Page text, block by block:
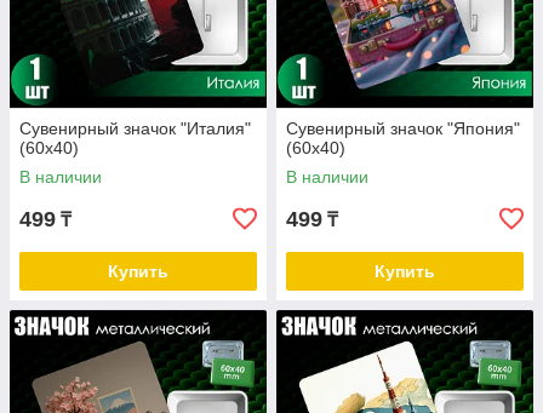
Сувенирный значок "Италия"
(60х40)
В наличии
499 ₸
Купить
Сувенирный значок "Япония"
(60х40)
В наличии
499 ₸
Купить